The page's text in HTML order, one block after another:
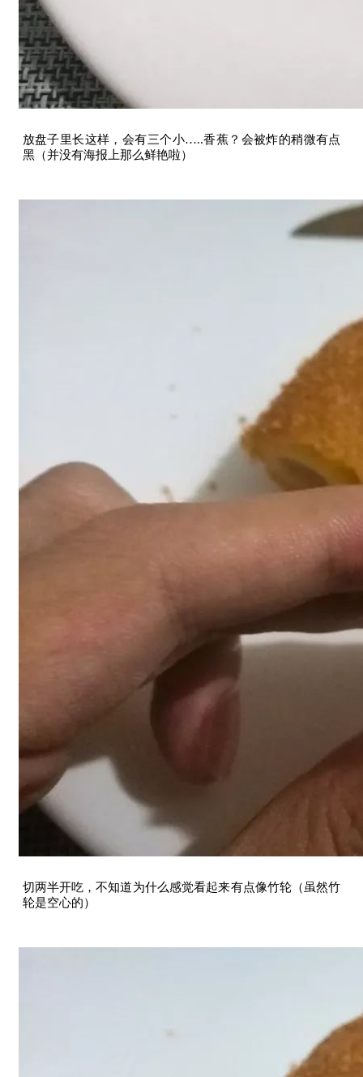
放盘子里长这样，会有三个小…..香蕉？会被炸的稍微有点
黑（并没有海报上那么鲜艳啦）
切两半开吃，不知道为什么感觉看起来有点像竹轮（虽然竹
轮是空心的）